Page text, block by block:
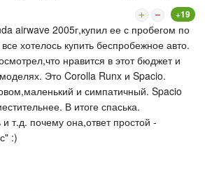
+19
airwave 2005г,купил ее с пробегом по
хотелось купить беспробежное авто.
нравится в этот бюджет и
Это Corolla Runx и Spacio.
и симпатичный. Spacio
В итоге спаська.
т.д. почему она,ответ простой -
:)